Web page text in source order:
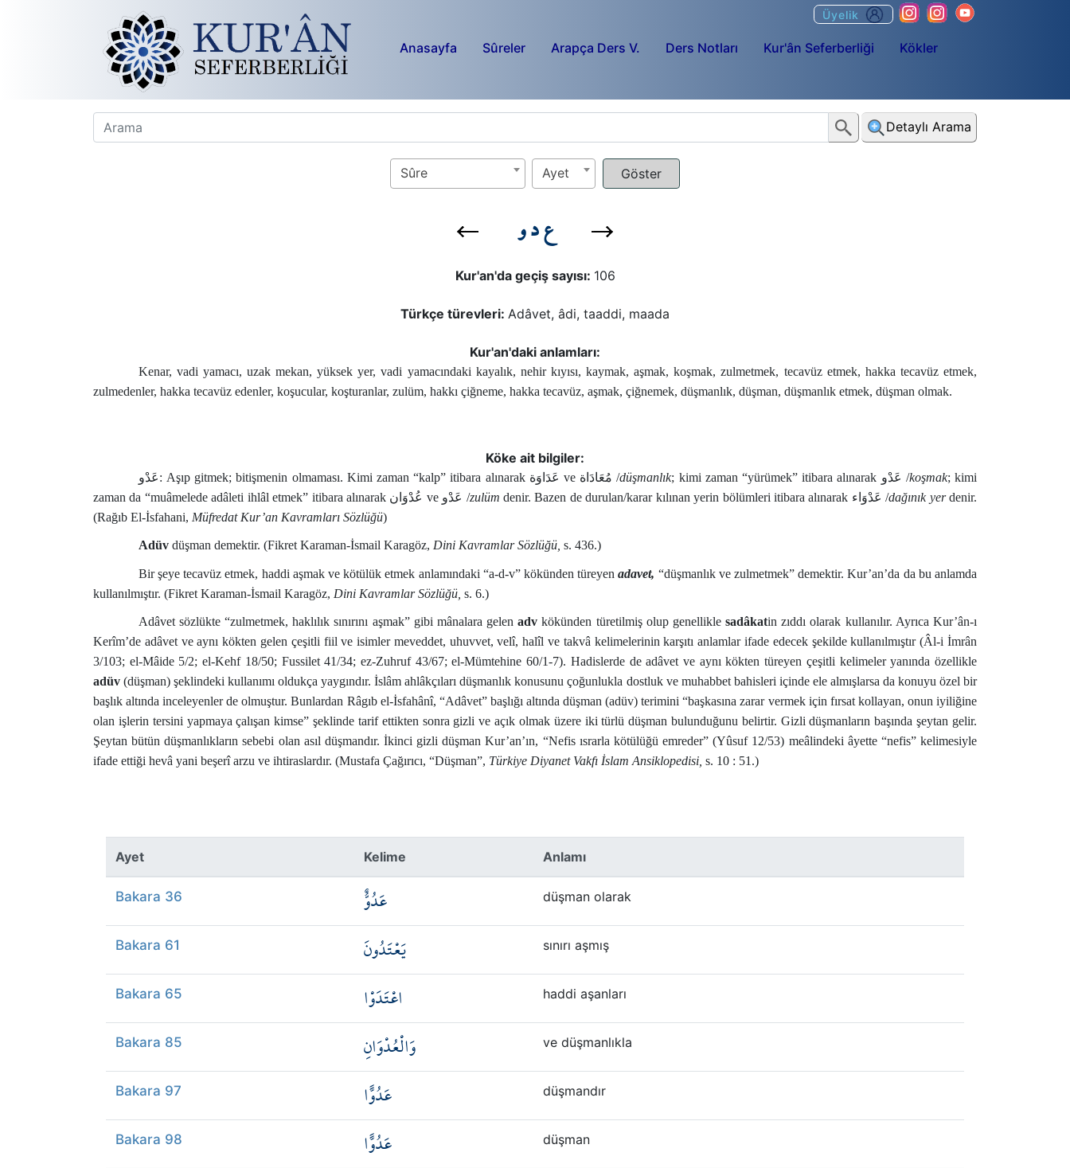
Anasayfa Sûreler Arapça Ders V. Ders Notları Kur'ân Seferberliği Kökler
Üyelik
Detaylı Arama
Sûre Ayet
ع د و
Kur'an'da geçiş sayısı: 106
Türkçe türevleri: Adâvet, âdi, taaddi, maada
Kur'an'daki anlamları:
Kenar, vadi yamacı, uzak mekan, yüksek yer, vadi yamacındaki kayalık, nehir kıyısı, kaymak, aşmak, koşmak, zulmetmek, tecavüz etmek, hakka tecavüz etmek,
zulmedenler, hakka tecavüz edenler, koşucular, koşturanlar, zulüm, hakkı çiğneme, hakka tecavüz, aşmak, çiğnemek, düşmanlık, düşman, düşmanlık etmek, düşman olmak.
Köke ait bilgiler:
عَدْو: Aşıp gitmek; bitişmenin olmaması. Kimi zaman “kalp” itibara alınarak ve مُعَادَاة/düşmanlık; kimi zaman “yürümek” itibara alınarak /koşmak; kimi
zaman da “muâmelede adâleti ihlâl etmek” itibara alınarak
ve /zulüm denir. Bazen de durulan/karar kılınan yerin bölümleri itibara alınarak عَدْوَاء/dağınık yerdenir.
(Rağıb El-İsfahani, Müfredat Kur’an Kavramları Sözlüğü)
Adüvdüşman demektir. (Fikret Karaman-İsmail Karagöz, Dini Kavramlar Sözlüğü, s. 436.)
Bir şeye tecavüz etmek, haddi aşmak ve kötülük etmek anlamındaki “a-d-v” kökünden türeyenadavet, “düşmanlık ve zulmetmek” demektir. Kur’an’da da bu anlamda
kullanılmıştır. (Fikret Karaman-İsmail Karagöz, Dini Kavramlar Sözlüğü, s. 6.)
Adâvet sözlükte “zulmetmek, haklılık sınırını aşmak” gibi mânalara gelenadv kökünden türetilmiş olup genelliklesadâkatin zıddı olarak kullanılır. Ayrıca Kur’ân-ı
Kerîm’de adâvet ve aynı kökten gelen çeşitli fiil ve isimler meveddet, uhuvvet, velî, halîl ve takvâ kelimelerinin karşıtı anlamlar ifade edecek şekilde kullanılmıştır (Âl-i İmrân
3/103; el-Mâide 5/2; el-Kehf 18/50; Fussilet 41/34; ez-Zuhruf 43/67; el-Mümtehine 60/1-7). Hadislerde de adâvet ve aynı kökten türeyen çeşitli kelimeler yanında özellikle
adüv (düşman) şeklindeki kullanımı oldukça yaygındır. İslâm ahlâkçıları düşmanlık konusunu çoğunlukla dostluk ve muhabbet bahisleri içinde ele almışlarsa da konuyu özel bir
başlık altında inceleyenler de olmuştur. Bunlardan Râgıb el-İsfahânî, “Adâvet” başlığı altında düşman (adüv) terimini “başkasına zarar vermek için fırsat kollayan, onun iyiliğine
olan işlerin tersini yapmaya çalışan kimse” şeklinde tarif ettikten sonra gizli ve açık olmak üzere iki türlü düşman bulunduğunu belirtir. Gizli düşmanların başında şeytan gelir.
Şeytan bütün düşmanlıkların sebebi olan asıl düşmandır. İkinci gizli düşman Kur’an’ın, “Nefis ısrarla kötülüğü emreder” (Yûsuf 12/53) meâlindeki âyette “nefis” kelimesiyle
ifade ettiği hevâ yani beşerî arzu ve ihtiraslardır. (Mustafa Çağırıcı, “Düşman”, Türkiye Diyanet Vakfı İslam Ansiklopedisi, s. 10 : 51.)
Ayet Kelime Anlamı
Bakara 36 عَدُوٌّ düşman olarak
Bakara 61 يَعْتَدُونَ sınırı aşmış
Bakara 65 اعْتَدَوْا haddi aşanları
Bakara 85 وَالْعُدْوَانِ ve düşmanlıkla
Bakara 97 عَدُوًّا düşmandır
Bakara 98 عَدُوًّا düşman